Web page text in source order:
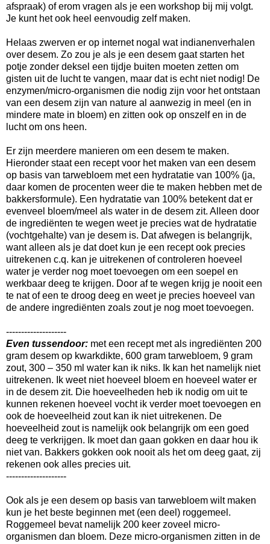
afspraak) of erom vragen als je een workshop bij mij volgt.
Je kunt het ook heel eenvoudig zelf maken.
Helaas zwerven er op internet nogal wat indianenverhalen
over desem. Zo zou je als je een desem gaat starten het
potje zonder deksel een tijdje buiten moeten zetten om
gisten uit de lucht te vangen, maar dat is echt niet nodig! De
enzymen/micro-organismen die nodig zijn voor het ontstaan
van een desem zijn van nature al aanwezig in meel (en in
mindere mate in bloem) en zitten ook op onszelf en in de
lucht om ons heen.
Er zijn meerdere manieren om een desem te maken.
Hieronder staat een recept voor het maken van een desem
op basis van tarwebloem met een hydratatie van 100% (ja,
daar komen de procenten weer die te maken hebben met de
bakkersformule). Een hydratatie van 100% betekent dat er
evenveel bloem/meel als water in de desem zit. Alleen door
de ingrediënten te wegen weet je precies wat de hydratatie
(vochtgehalte) van je desem is. Dat afwegen is belangrijk,
want alleen als je dat doet kun je een recept ook precies
uitrekenen c.q. kan je uitrekenen of controleren hoeveel
water je verder nog moet toevoegen om een soepel en
werkbaar deeg te krijgen. Door af te wegen krijg je nooit een
te nat of een te droog deeg en weet je precies hoeveel van
de andere ingrediënten zoals zout je nog moet toevoegen.
--------------------
Even tussendoor: met een recept met als ingrediënten 200
gram desem op kwarkdikte, 600 gram tarwebloem, 9 gram
zout, 300 – 350 ml water kan ik niks. Ik kan het namelijk niet
uitrekenen. Ik weet niet hoeveel bloem en hoeveel water er
in de desem zit. Die hoeveelheden heb ik nodig om uit te
kunnen rekenen hoeveel vocht ik verder moet toevoegen en
ook de hoeveelheid zout kan ik niet uitrekenen. De
hoeveelheid zout is namelijk ook belangrijk om een goed
deeg te verkrijgen. Ik moet dan gaan gokken en daar hou ik
niet van. Bakkers gokken ook nooit als het om deeg gaat, zij
rekenen ook alles precies uit.
--------------------
Ook als je een desem op basis van tarwebloem wilt maken
kun je het beste beginnen met (een deel) roggemeel.
Roggemeel bevat namelijk 200 keer zoveel micro-
organismen dan bloem. Deze micro-organismen zitten in de